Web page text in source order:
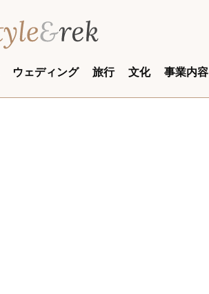
ウェディング 旅行 文化 事業内容